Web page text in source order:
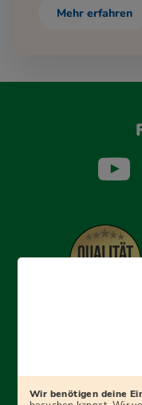
Mehr erfahren
Erfolgreich
begleiten dich
Wir benötigen deine